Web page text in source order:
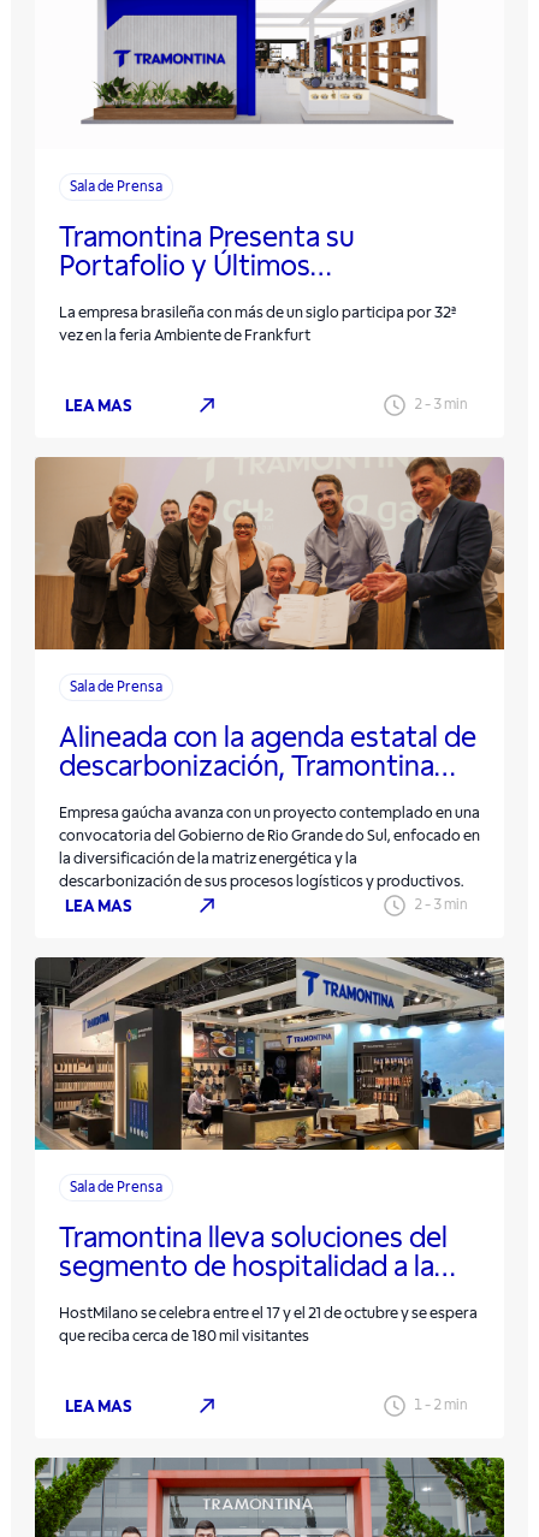
Sala de Prensa
Tramontina Presenta su
Portafolio y Últimos
Mundial de Bienes de Consumo,
La empresa brasileña con más de un siglo participa por 32ª
vez en la feria Ambiente de Frankfurt
LEA MAS 2- 3 min
Sala de Prensa
Alineada con la agenda estatal de
descarbonización, Tramontina
industrial de hidrógeno verde de
Rio Grande do Sul
Empresa gaúcha avanza con un proyecto contemplado en una
convocatoria del Gobierno de Rio Grande do Sul, enfocado en
la diversificación de la matriz energética y la
descarbonización de sus procesos logísticos y productivos.
LEA MAS 2- 3 min
Sala de Prensa
Tramontina lleva soluciones del
segmento de hospitalidad a la
HostMilano se celebra entre el 17 y el 21 de octubre y se espera
que reciba cerca de 180 mil visitantes
LEA MAS 1- 2 min